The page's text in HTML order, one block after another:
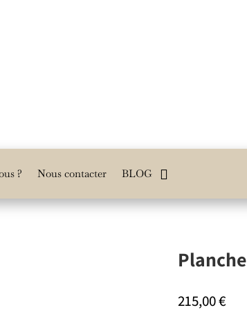
? Nous contacter BLOG
215,00€